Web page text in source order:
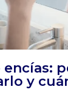
encías:
y